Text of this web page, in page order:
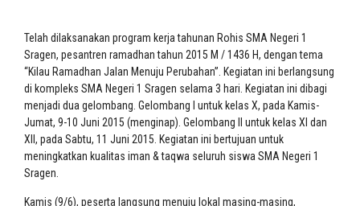
Telah dilaksanakan program kerja tahunan Rohis SMA Negeri 1
Sragen, pesantren ramadhan tahun 2015 M / 1436 H, dengan tema
“Kilau Ramadhan Jalan Menuju Perubahan”. Kegiatan ini berlangsung
di kompleks SMA Negeri 1 Sragen selama 3 hari. Kegiatan ini dibagi
menjadi dua gelombang. Gelombang I untuk kelas X, pada Kamis-
Jumat, 9-10 Juni 2015 (menginap). Gelombang II untuk kelas XI dan
XII, pada Sabtu, 11 Juni 2015. Kegiatan ini bertujuan untuk
meningkatkan kualitas iman & taqwa seluruh siswa SMA Negeri 1
Sragen.
Kamis (9/6), peserta langsung menuju lokal masing-masing,